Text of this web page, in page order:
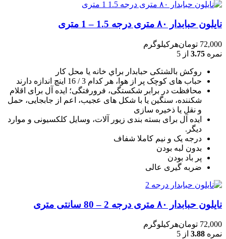
نایلون حبابدار ۸۰ متری درجه 1.5 – 1 متری
72,000 تومانهرکیلوگرم
نمره 3.75 از 5
روکش بالشتکی حبابدار براي خانه يا محل کار
حباب های کوچک پر از هوا، هر کدام 3 / 16 اينچ اندازه دارند
محافظت در برابر شکستگی، فرورفتگی؛ ايده آل برای اقلام
شکننده، سنگين يا با شکل های عجيب، اعم از جابجايی، حمل
و نقل يا ذخيره سازی
ایده آل برای بسته بندی زیور آلات، وسایل کلکسیونی و موارد
دیگر.
درجه یک و نیم کاملا شفاف
بدون لبه بودن
پر باد بودن
ضربه گیری عالی
نایلون حبابدار ۸۰ متری درجه 2 – 80 سانتی متری
72,000 تومانهرکیلوگرم
نمره 3.88 از 5